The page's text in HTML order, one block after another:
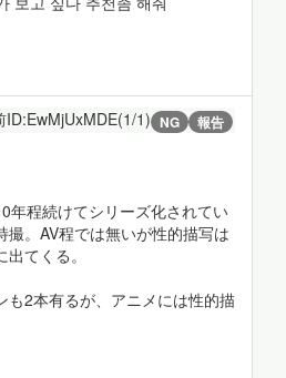
ID:EwMjUxMDE(1/1) NG 報告
年程続けてシリーズ化されてい
撮。AV程では無いが性的描写は
てくる。
も2本有るが、アニメには性的描